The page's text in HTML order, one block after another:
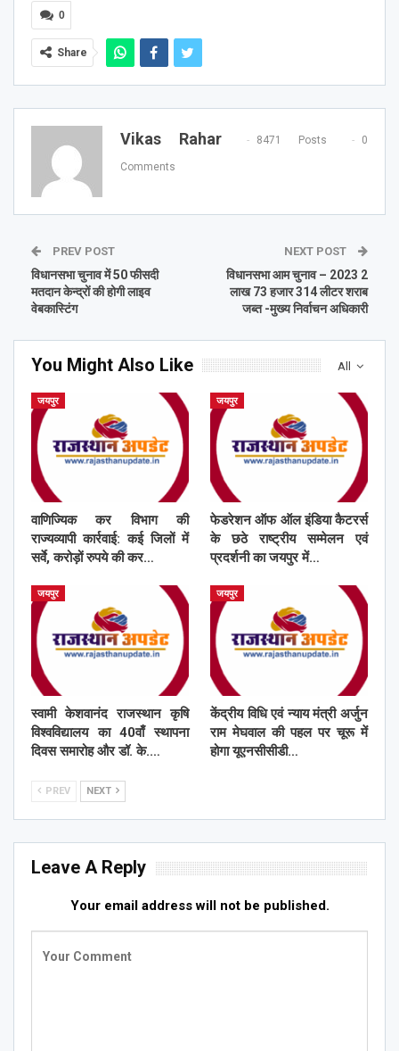
0
Share
Vikas Rahar 8471 Posts 0
Comments
PREV POST
विधानसभा चुनाव में 50 फीसदी
मतदान केन्द्रों की होगी लाइव
वेबकास्टिंग
NEXT POST
विधानसभा आम चुनाव – 2023 2
लाख 73 हजार 314 लीटर शराब
जब्त -मुख्य निर्वाचन अधिकारी
All
You Might Also Like
जयपुर
वाणिज्यिक कर विभाग की
राज्यव्यापी कार्रवाई: कई जिलों में
सर्वे, करोड़ों रुपये की कर…
जयपुर
फेडरेशन ऑफ ऑल इंडिया कैटरर्स
के छठे राष्ट्रीय सम्मेलन एवं
प्रदर्शनी का जयपुर में…
जयपुर
स्वामी केशवानंद राजस्थान कृषि
विश्वविद्यालय का 40वाँ स्थापना
दिवस समारोह और डॉ. के.…
जयपुर
केंद्रीय विधि एवं न्याय मंत्री अर्जुन
राम मेघवाल की पहल पर चूरू में
होगा यूएनसीसीडी…
PREV NEXT
Leave A Reply
Your email address will not be published.